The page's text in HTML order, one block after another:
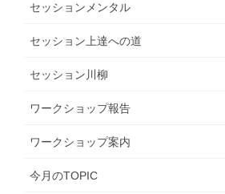
セッションメンタル
セッション上達への道
セッション川柳
ワークショップ報告
ワークショップ案内
今月のTOPIC